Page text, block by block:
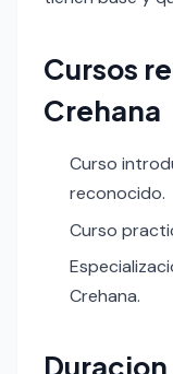
Cursos
Crehana
Curso
reconocido.
Curso
Crehana.
Duracion